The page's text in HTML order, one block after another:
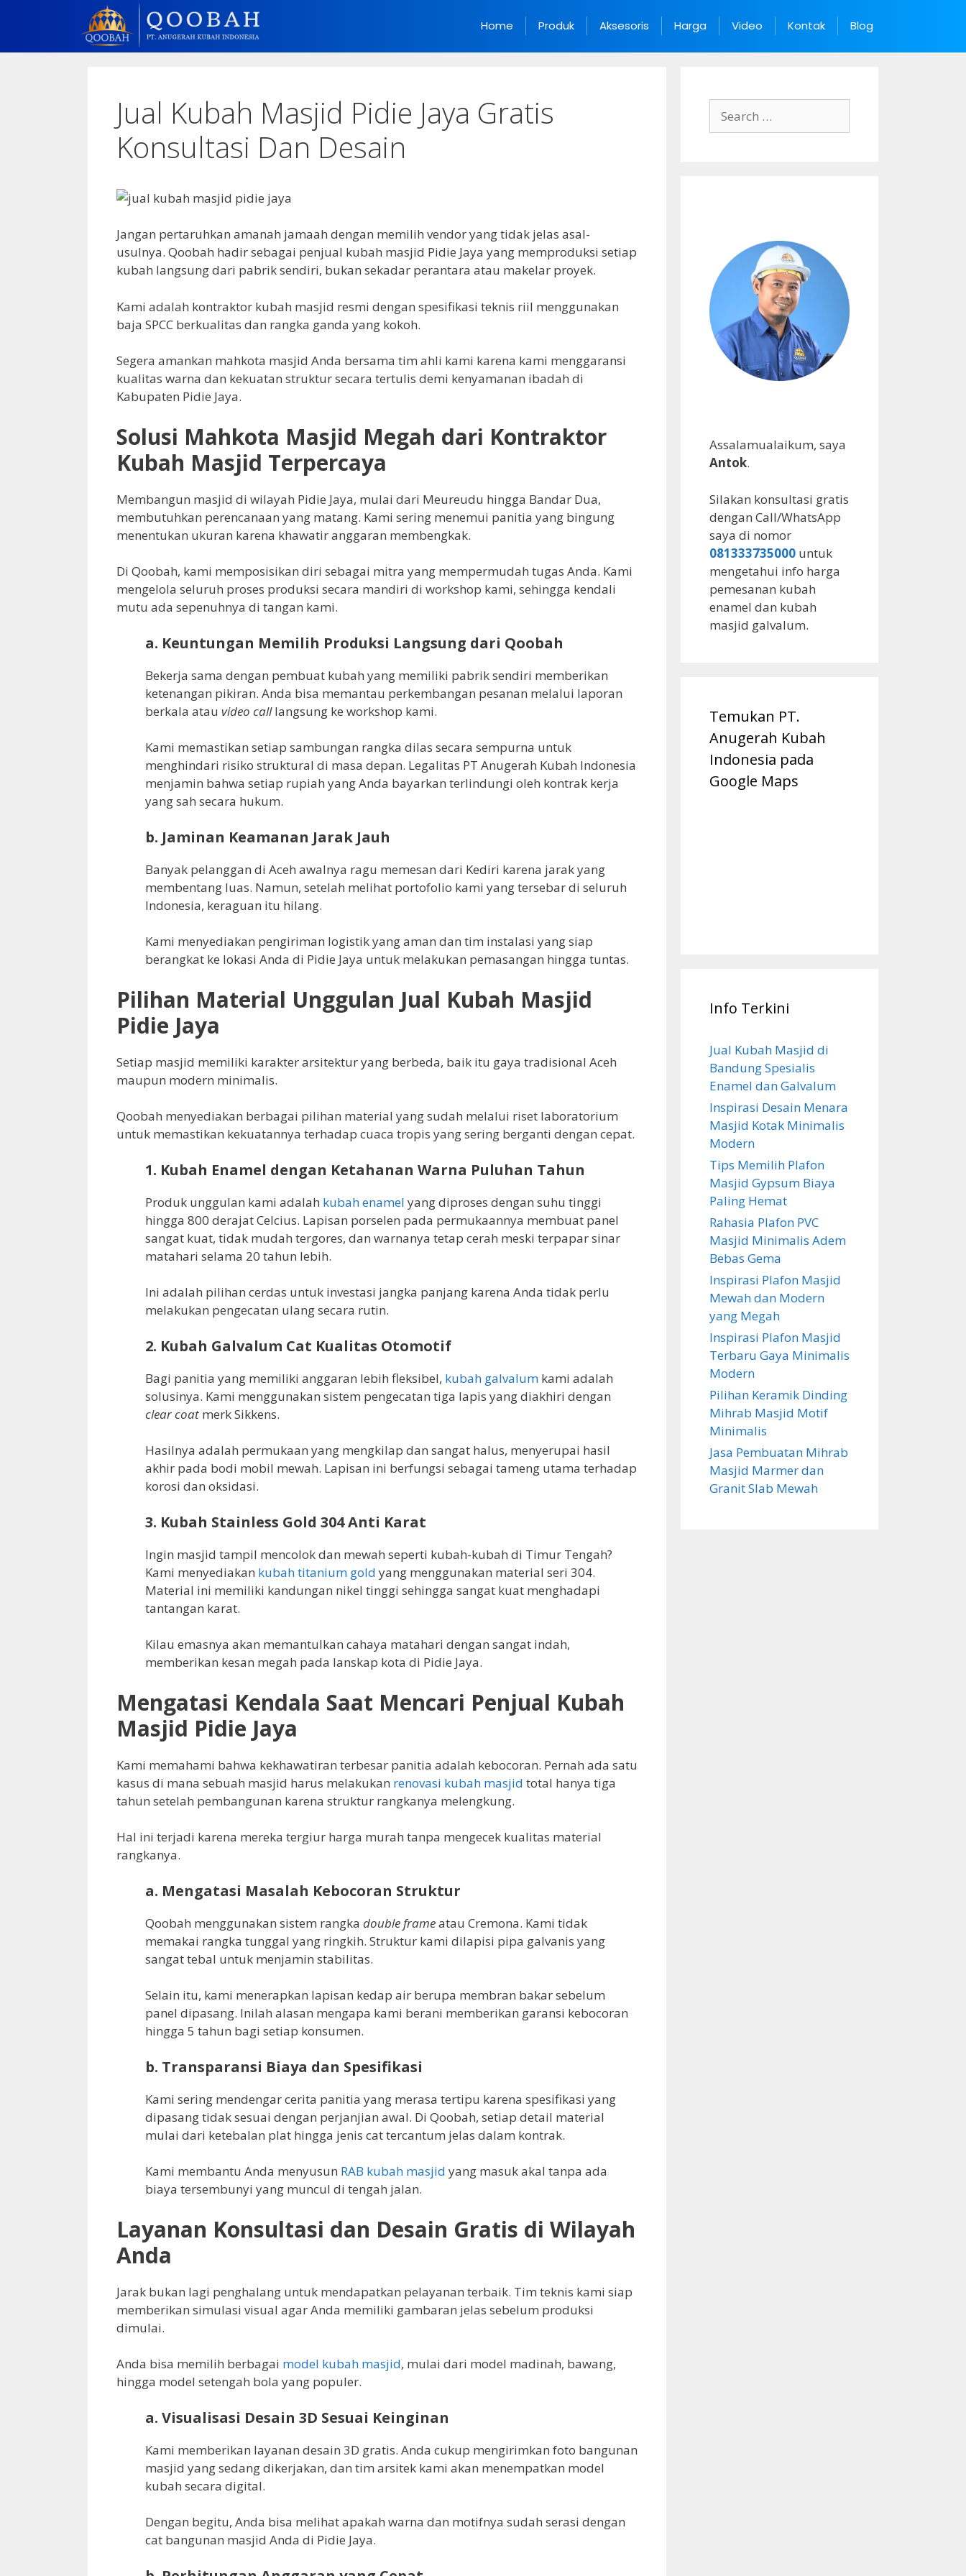
Home Produk Aksesoris Harga Video Kontak Blog
Jual Kubah Masjid Pidie Jaya Gratis
Konsultasi Dan Desain
Jangan pertaruhkan amanah jamaah dengan memilih vendor yang tidak jelas asal-
usulnya. Qoobah hadir sebagai penjual kubah masjid Pidie Jaya yang memproduksi setiap
kubah langsung dari pabrik sendiri, bukan sekadar perantara atau makelar proyek.
Kami adalah kontraktor kubah masjid resmi dengan spesifikasi teknis riil menggunakan
baja SPCC berkualitas dan rangka ganda yang kokoh.
Segera amankan mahkota masjid Anda bersama tim ahli kami karena kami menggaransi
kualitas warna dan kekuatan struktur secara tertulis demi kenyamanan ibadah di
Kabupaten Pidie Jaya.
Solusi Mahkota Masjid Megah dari Kontraktor
Kubah Masjid Terpercaya
Membangun masjid di wilayah Pidie Jaya, mulai dari Meureudu hingga Bandar Dua,
membutuhkan perencanaan yang matang. Kami sering menemui panitia yang bingung
menentukan ukuran karena khawatir anggaran membengkak.
Di Qoobah, kami memposisikan diri sebagai mitra yang mempermudah tugas Anda. Kami
mengelola seluruh proses produksi secara mandiri di workshop kami, sehingga kendali
mutu ada sepenuhnya di tangan kami.
a. Keuntungan Memilih Produksi Langsung dari Qoobah
Bekerja sama dengan pembuat kubah yang memiliki pabrik sendiri memberikan
ketenangan pikiran. Anda bisa memantau perkembangan pesanan melalui laporan
berkala atau video calllangsung ke workshop kami.
Kami memastikan setiap sambungan rangka dilas secara sempurna untuk
menghindari risiko struktural di masa depan. Legalitas PT Anugerah Kubah Indonesia
menjamin bahwa setiap rupiah yang Anda bayarkan terlindungi oleh kontrak kerja
yang sah secara hukum.
b. Jaminan Keamanan Jarak Jauh
Banyak pelanggan di Aceh awalnya ragu memesan dari Kediri karena jarak yang
membentang luas. Namun, setelah melihat portofolio kami yang tersebar di seluruh
Indonesia, keraguan itu hilang.
Kami menyediakan pengiriman logistik yang aman dan tim instalasi yang siap
berangkat ke lokasi Anda di Pidie Jaya untuk melakukan pemasangan hingga tuntas.
Pilihan Material Unggulan Jual Kubah Masjid
Pidie Jaya
Setiap masjid memiliki karakter arsitektur yang berbeda, baik itu gaya tradisional Aceh
maupun modern minimalis.
Qoobah menyediakan berbagai pilihan material yang sudah melalui riset laboratorium
untuk memastikan kekuatannya terhadap cuaca tropis yang sering berganti dengan cepat.
1. Kubah Enamel dengan Ketahanan Warna Puluhan Tahun
Produk unggulan kami adalah kubah enamel yang diproses dengan suhu tinggi
hingga 800 derajat Celcius. Lapisan porselen pada permukaannya membuat panel
sangat kuat, tidak mudah tergores, dan warnanya tetap cerah meski terpapar sinar
matahari selama 20 tahun lebih.
Ini adalah pilihan cerdas untuk investasi jangka panjang karena Anda tidak perlu
melakukan pengecatan ulang secara rutin.
2. Kubah Galvalum Cat Kualitas Otomotif
Bagi panitia yang memiliki anggaran lebih fleksibel, kubah galvalum kami adalah
solusinya. Kami menggunakan sistem pengecatan tiga lapis yang diakhiri dengan
clear coat merk Sikkens.
Hasilnya adalah permukaan yang mengkilap dan sangat halus, menyerupai hasil
akhir pada bodi mobil mewah. Lapisan ini berfungsi sebagai tameng utama terhadap
korosi dan oksidasi.
3. Kubah Stainless Gold 304 Anti Karat
Ingin masjid tampil mencolok dan mewah seperti kubah-kubah di Timur Tengah?
Kami menyediakan kubah titanium gold yang menggunakan material seri 304.
Material ini memiliki kandungan nikel tinggi sehingga sangat kuat menghadapi
tantangan karat.
Kilau emasnya akan memantulkan cahaya matahari dengan sangat indah,
memberikan kesan megah pada lanskap kota di Pidie Jaya.
Mengatasi Kendala Saat Mencari Penjual Kubah
Masjid Pidie Jaya
Kami memahami bahwa kekhawatiran terbesar panitia adalah kebocoran. Pernah ada satu
kasus di mana sebuah masjid harus melakukan renovasi kubah masjid total hanya tiga
tahun setelah pembangunan karena struktur rangkanya melengkung.
Hal ini terjadi karena mereka tergiur harga murah tanpa mengecek kualitas material
rangkanya.
a. Mengatasi Masalah Kebocoran Struktur
Qoobah menggunakan sistem rangka double frameatau Cremona. Kami tidak
memakai rangka tunggal yang ringkih. Struktur kami dilapisi pipa galvanis yang
sangat tebal untuk menjamin stabilitas.
Selain itu, kami menerapkan lapisan kedap air berupa membran bakar sebelum
panel dipasang. Inilah alasan mengapa kami berani memberikan garansi kebocoran
hingga 5 tahun bagi setiap konsumen.
b. Transparansi Biaya dan Spesifikasi
Kami sering mendengar cerita panitia yang merasa tertipu karena spesifikasi yang
dipasang tidak sesuai dengan perjanjian awal. Di Qoobah, setiap detail material
mulai dari ketebalan plat hingga jenis cat tercantum jelas dalam kontrak.
Kami membantu Anda menyusun RAB kubah masjid yang masuk akal tanpa ada
biaya tersembunyi yang muncul di tengah jalan.
Layanan Konsultasi dan Desain Gratis di Wilayah
Anda
Jarak bukan lagi penghalang untuk mendapatkan pelayanan terbaik. Tim teknis kami siap
memberikan simulasi visual agar Anda memiliki gambaran jelas sebelum produksi
dimulai.
Anda bisa memilih berbagai model kubah masjid, mulai dari model madinah, bawang,
hingga model setengah bola yang populer.
a. Visualisasi Desain 3D Sesuai Keinginan
Kami memberikan layanan desain 3D gratis. Anda cukup mengirimkan foto bangunan
masjid yang sedang dikerjakan, dan tim arsitek kami akan menempatkan model
kubah secara digital.
Dengan begitu, Anda bisa melihat apakah warna dan motifnya sudah serasi dengan
cat bangunan masjid Anda di Pidie Jaya.
Assalamualaikum, saya
Antok.
Silakan konsultasi gratis
dengan Call/WhatsApp
saya di nomor
081333735000 untuk
mengetahui info harga
pemesanan kubah
enamel dan kubah
masjid galvalum.
Temukan PT.
Anugerah Kubah
Indonesia pada
Google Maps
Info Terkini
Jual Kubah Masjid di
Bandung Spesialis
Enamel dan Galvalum
Inspirasi Desain Menara
Masjid Kotak Minimalis
Modern
Tips Memilih Plafon
Masjid Gypsum Biaya
Paling Hemat
Rahasia Plafon PVC
Masjid Minimalis Adem
Bebas Gema
Inspirasi Plafon Masjid
Mewah dan Modern
yang Megah
Inspirasi Plafon Masjid
Terbaru Gaya Minimalis
Modern
Pilihan Keramik Dinding
Mihrab Masjid Motif
Minimalis
Jasa Pembuatan Mihrab
Masjid Marmer dan
Granit Slab Mewah